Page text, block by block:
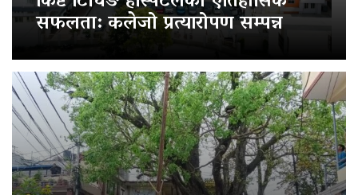
सफलता: कलेजो प्रत्यारोपण सम्पन्न